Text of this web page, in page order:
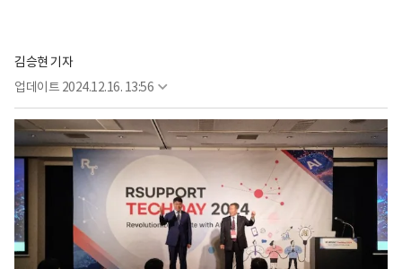
김승현 기자
업데이트 2024.12.16. 13:56